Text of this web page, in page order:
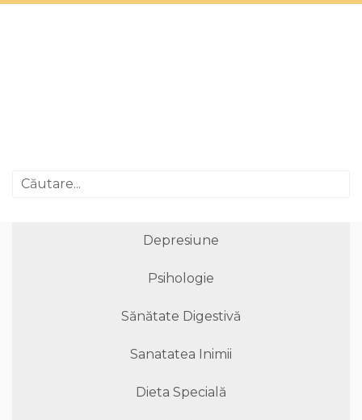
Depresiune
Psihologie
Sănătate Digestivă
Sanatatea Inimii
Dieta Specială